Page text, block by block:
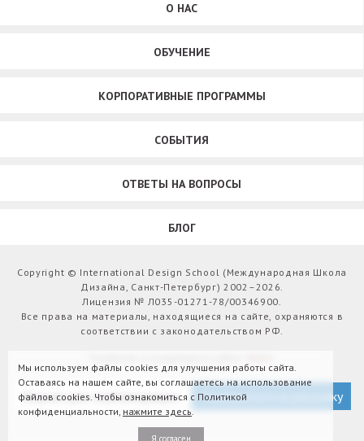
О НАС
ОБУЧЕНИЕ
КОРПОРАТИВНЫЕ ПРОГРАММЫ
СОБЫТИЯ
ОТВЕТЫ НА ВОПРОСЫ
БЛОГ
Copyright © International Design School (Международная Школа
Дизайна, Санкт-Петербург) 2002–2026.
Лицензия № Л035-01271-78/00346900.
Все права на материалы, находящиеся на сайте, охраняются в
соответствии с законодательством РФ.
Версия для слабовидящих Подписаться на рассылку
Мы используем файлы cookies для улучшения работы сайта.
Оставаясь на нашем сайте, вы соглашаетесь на использование
файлов cookies. Чтобы ознакомиться с Политикой
конфиденциальности, нажмите здесь.
Я согласен